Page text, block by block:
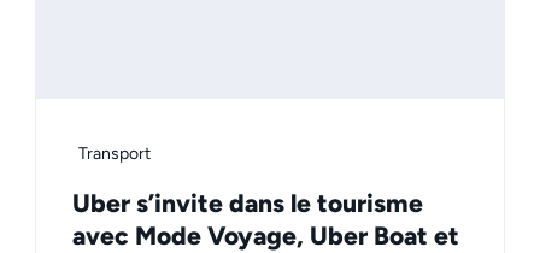
Transport
Uber s’invite dans le tourisme
avec Mode Voyage, Uber Boat et